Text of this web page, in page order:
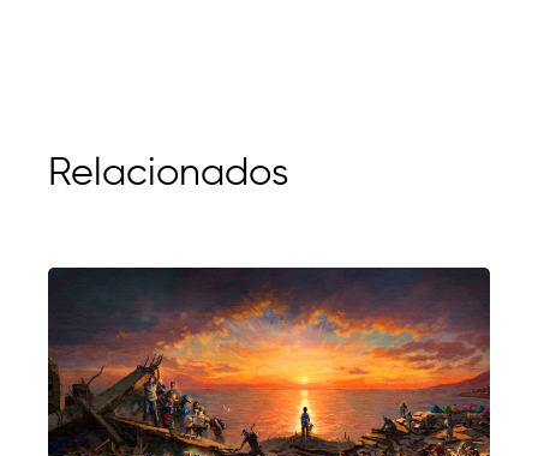
Relacionados